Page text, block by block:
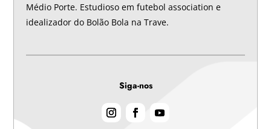
Médio Porte. Estudioso em futebol association e
idealizador do Bolão Bola na Trave.
Siga-nos